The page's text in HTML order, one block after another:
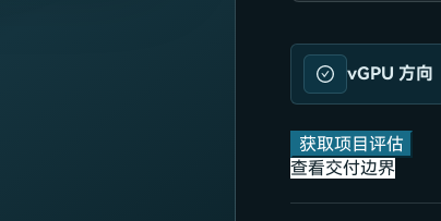
vGPU 方向
获取项目评估
查看交付边界